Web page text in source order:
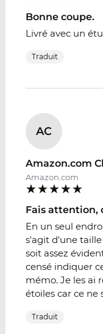
Bonne coupe.
Livré avec un
Traduit
AC
Amazon.com
Amazon.com
Fais attention,
En un seul
s'agit d'une
soit assez
censé indiquer
mémo. Je les ai
étoiles car ce ne
Traduit